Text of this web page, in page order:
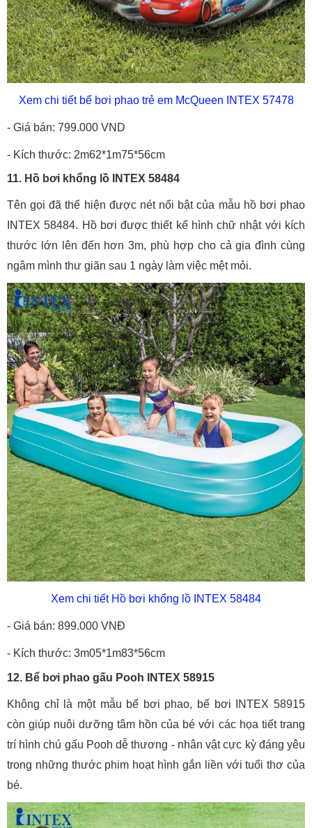
Xem chi tiết bể bơi phao trẻ em McQueen INTEX 57478
- Giá bán: 799.000 VND
- Kích thước: 2m62*1m75*56cm
11. Hồ bơi khổng lồ INTEX 58484
Tên gọi đã thể hiện được nét nổi bật của mẫu hồ bơi phao
INTEX 58484. Hồ bơi được thiết kế hình chữ nhật với kích
thước lớn lên đến hơn 3m, phù hợp cho cả gia đình cùng
ngâm mình thư giãn sau 1 ngày làm việc mệt mỏi.
Xem chi tiết Hồ bơi khổng lồ INTEX 58484
- Giá bán: 899.000 VNĐ
- Kích thước: 3m05*1m83*56cm
12. Bể bơi phao gấu Pooh INTEX 58915
Không chỉ là một mẫu bể bơi phao, bể bơi INTEX 58915
còn giúp nuôi dưỡng tâm hồn của bé với các họa tiết trang
trí hình chú gấu Pooh dễ thương - nhân vật cực kỳ đáng yêu
trong những thước phim hoạt hình gắn liền với tuổi thơ của
bé.